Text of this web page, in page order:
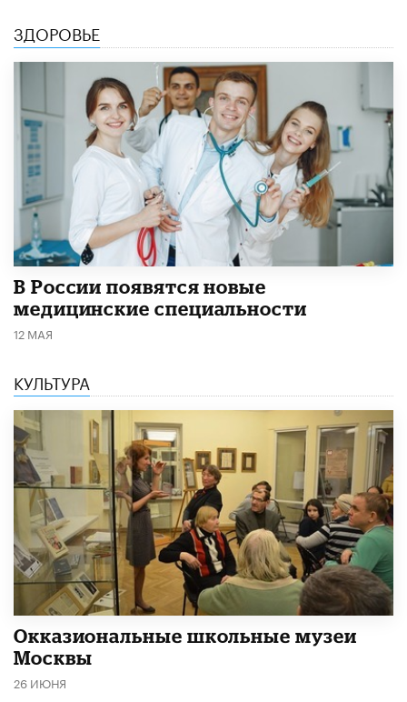
ЗДОРОВЬЕ
В России появятся новые
медицинские специальности
12 МАЯ
КУЛЬТУРА
​Окказиональные школьные музеи
Москвы
26 ИЮНЯ